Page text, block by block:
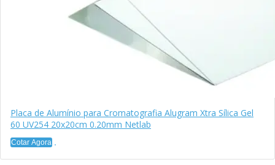
Placa de Alumínio para Cromatografia Alugram Xtra Sílica Gel
60 UV254 20x20cm 0.20mm Netlab
Cotar Agora